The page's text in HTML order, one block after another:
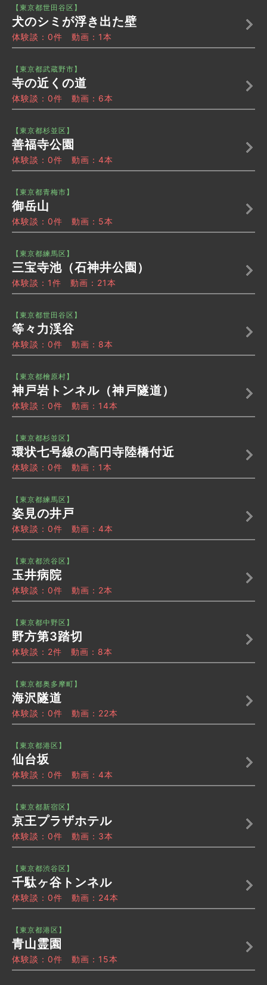
【東京都世田谷区】
犬のシミが浮き出た壁
体験談：0件 動画：1本
【東京都武蔵野市】
寺の近くの道
体験談：0件 動画：6本
【東京都杉並区】
善福寺公園
体験談：0件 動画：4本
【東京都青梅市】
御岳山
体験談：0件 動画：5本
【東京都練馬区】
三宝寺池（石神井公園）
体験談：1件 動画：21本
【東京都世田谷区】
等々力渓谷
体験談：0件 動画：8本
【東京都檜原村】
神戸岩トンネル（神戸隧道）
体験談：0件 動画：14本
【東京都杉並区】
環状七号線の高円寺陸橋付近
体験談：0件 動画：1本
【東京都練馬区】
姿見の井戸
体験談：0件 動画：4本
【東京都渋谷区】
玉井病院
体験談：0件 動画：2本
【東京都中野区】
野方第3踏切
体験談：2件 動画：8本
【東京都奥多摩町】
海沢隧道
体験談：0件 動画：22本
【東京都港区】
仙台坂
体験談：0件 動画：4本
【東京都新宿区】
京王プラザホテル
体験談：0件 動画：3本
【東京都渋谷区】
千駄ヶ谷トンネル
体験談：0件 動画：24本
【東京都港区】
青山霊園
体験談：0件 動画：15本